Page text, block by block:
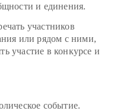
и единения.
участников
или рядом с ними,
участие в конкурсе и
событие.